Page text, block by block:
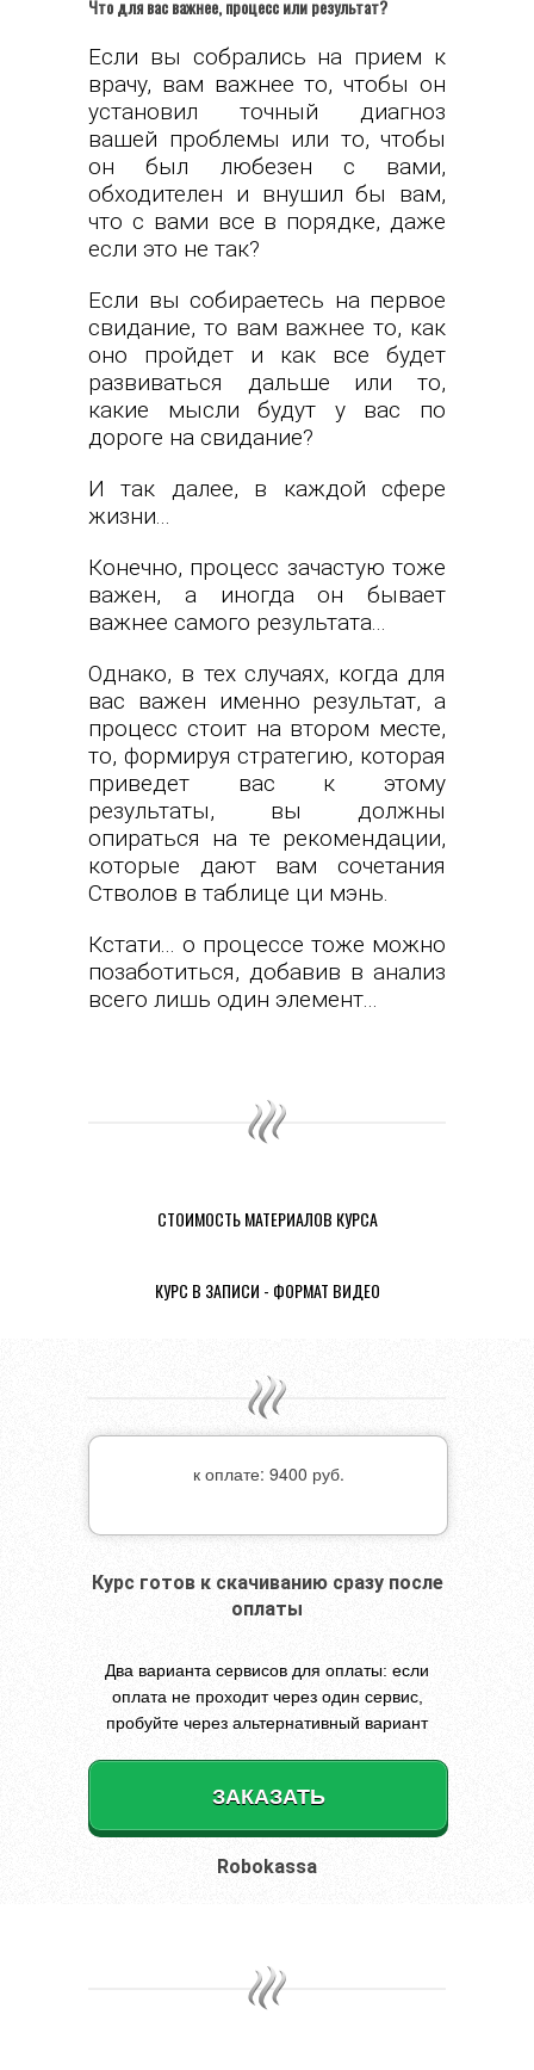
Что для вас важнее, процесс или результат?
Если вы собрались на прием к
врачу, вам важнее то, чтобы он
установил точный диагноз
вашей проблемы или то, чтобы
он был любезен с вами,
обходителен и внушил бы вам,
что с вами все в порядке, даже
если это не так?
Если вы собираетесь на первое
свидание, то вам важнее то, как
оно пройдет и как все будет
развиваться дальше или то,
какие мысли будут у вас по
дороге на свидание?
И так далее, в каждой сфере
жизни...
Конечно, процесс зачастую тоже
важен, а иногда он бывает
важнее самого результата...
Однако, в тех случаях, когда для
вас важен именно результат, а
процесс стоит на втором месте,
то, формируя стратегию, которая
приведет вас к этому
результаты, вы должны
опираться на те рекомендации,
которые дают вам сочетания
Стволов в таблице ци мэнь.
Кстати... о процессе тоже можно
позаботиться, добавив в анализ
всего лишь один элемент...
СТОИМОСТЬ МАТЕРИАЛОВ КУРСА
КУРС В ЗАПИСИ - ФОРМАТ ВИДЕО
к оплате: 9400 руб.
Курс готов к скачиванию сразу после
оплаты
Два варианта сервисов для оплаты: если
оплата не проходит через один сервис,
пробуйте через альтернативный вариант
ЗАКАЗАТЬ
Robokassa